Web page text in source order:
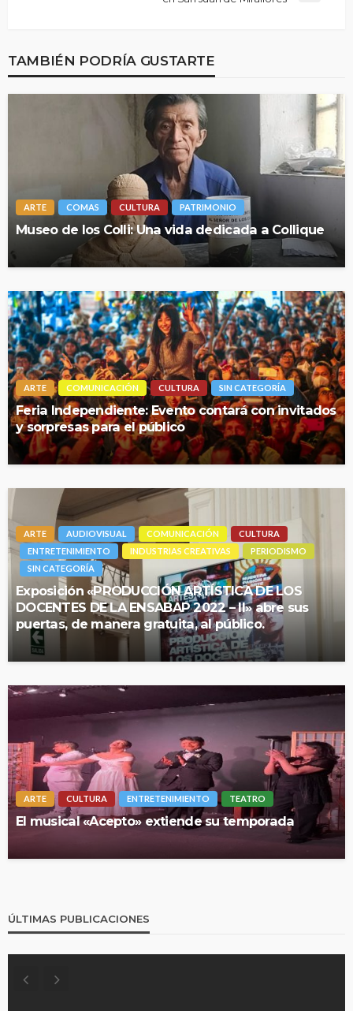
TAMBIÉN PODRÍA GUSTARTE
ARTE COMAS CULTURA PATRIMONIO
Museo de los Colli: Una vida dedicada a Collique
ARTE COMUNICACIÓN CULTURA SIN CATEGORÍA
Feria Independiente: Evento contará con invitados
y sorpresas para el público
ARTE AUDIOVISUAL COMUNICACIÓN
CULTURA
ENTRETENIMIENTO
INDUSTRIAS CREATIVAS
PERIODISMO
SIN CATEGORÍA
Exposición «PRODUCCIÓN ARTÍSTICA DE LOS
DOCENTES DE LA ENSABAP 2022 – II» abre sus
puertas, de manera gratuita, al público.
ARTE CULTURA ENTRETENIMIENTO TEATRO
El musical «Acepto» extiende su temporada
ÚLTIMAS PUBLICACIONES